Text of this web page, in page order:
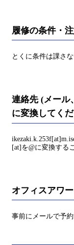
履修の条件・
とくに条件は課さな
連絡先 (メール
に変換してくだ
[at]を@に変換する
オフィスアワー
事前にメールで予約